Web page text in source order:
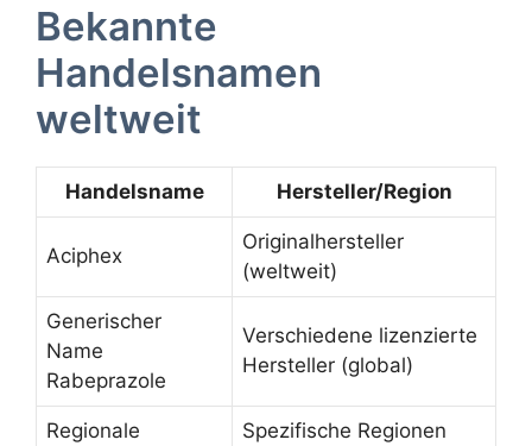
Bekannte
Handelsnamen
weltweit
Handelsname Hersteller/Region
Aciphex
Originalhersteller
(weltweit)
Generischer
Name
Rabeprazole
Verschiedene lizenzierte
Hersteller (global)
Regionale
Spezifische Regionen